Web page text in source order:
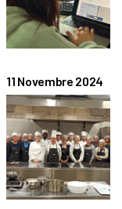
11 Novembre 2024